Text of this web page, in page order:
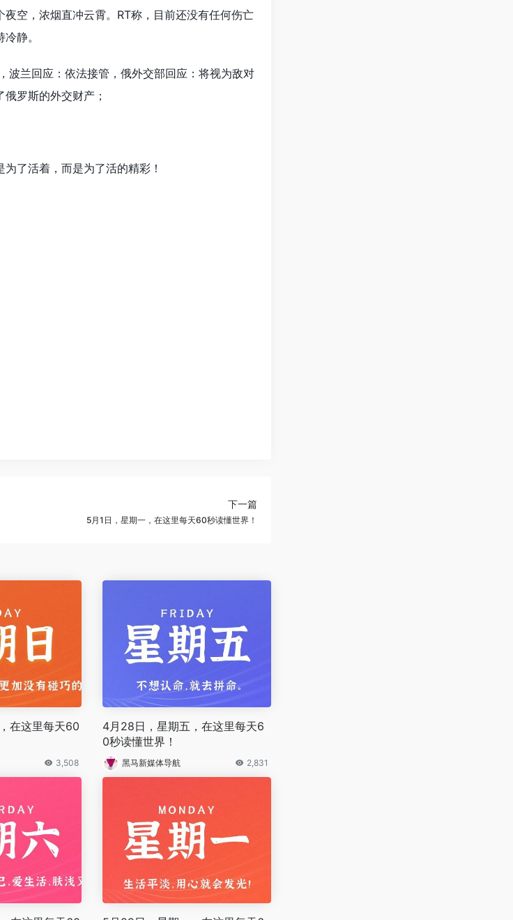
空，浓烟直冲云霄。RT称，目前还没有任何伤亡
静。
波兰回应：依法接管，俄外交部回应：将视为敌对
罗斯的外交财产；
了活着，而是为了活的精彩！
下一篇
5月1日，星期一，在这里每天60秒读懂世界！
在这里每天60
3,508
4月28日，星期五，在这里每天6
0秒读懂世界！
黑马新媒体导航 2,831